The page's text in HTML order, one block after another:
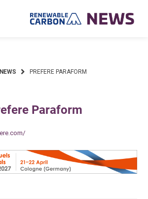
PREFERE PARAFORM
Paraform